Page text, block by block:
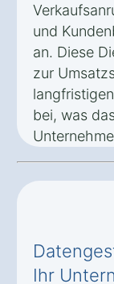
und
an. Diese
zur
bei, was
Ihr